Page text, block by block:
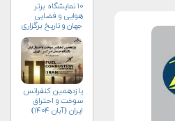
۱۰ نمایشگاه برتر
هوایی و فضایی
جهان و تاریخ برگزاری
آن‌ها
یازدهمین کنفرانس
سوخت و احتراق
ایران (آبان‌ ۱۴۰۴)